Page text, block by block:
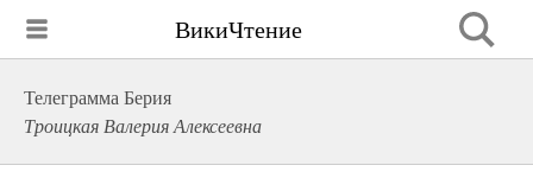
ВикиЧтение
Телеграмма Берия
Троицкая Валерия Алексеевна